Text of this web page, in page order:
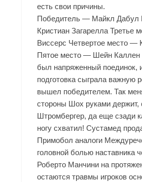
есть свои причины.
Победитель — Майкл Дабул
Кристиан Загарелла Третье
Виссерс Четвертое место —
Пятое место — Шейн
был напряженный поединок,
подготовка сыграла важную
вышел победителем. Так
стороны Шох руками держит,
Штромбергер, да еще сзади
ногу схватил! Сустамед
Примобол аналоги
головной болью наставника
Роберто Манчини на
остаются травмы игроков